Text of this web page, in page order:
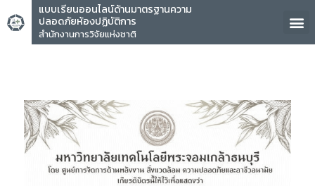
แบบเรียนออนไลน์ด้านมาตรฐานความ
ปลอดภัยห้องปฏิบัติการ
สำนักงานการวิจัยแห่งชาติ